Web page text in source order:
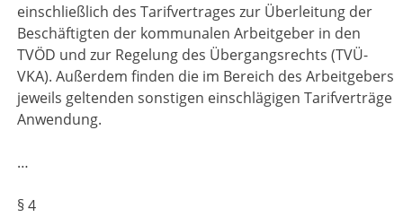
einschließlich des Tarifvertrages zur Überleitung der
Beschäftigten der kommunalen Arbeitgeber in den
TVÖD und zur Regelung des Übergangsrechts (TVÜ-
VKA). Außerdem finden die im Bereich des Arbeitgebers
jeweils geltenden sonstigen einschlägigen Tarifverträge
Anwendung.
…
§ 4